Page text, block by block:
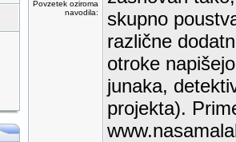
Povzetek oziroma
navodila:
skupno
različne
otroke
junaka,
projekta).